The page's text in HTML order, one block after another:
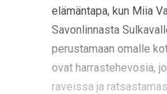
elämäntapa, kun Miia
Savonlinnasta
perustamaan omalle
ovat harrastehevosia,
raveissa ja